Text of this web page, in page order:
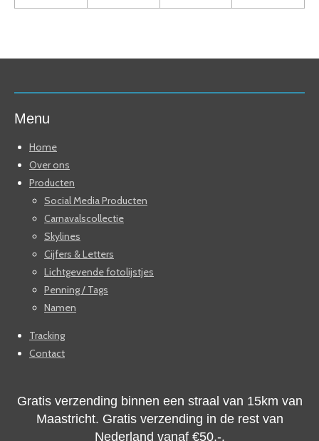
Menu
Home
Over ons
Producten
Social Media Producten
Carnavalscollectie
Skylines
Cijfers & Letters
Lichtgevende fotolijstjes
Penning / Tags
Namen
Tracking
Contact
Gratis verzending binnen een straal van 15km van
Maastricht. Gratis verzending in de rest van
Nederland vanaf €50,-.